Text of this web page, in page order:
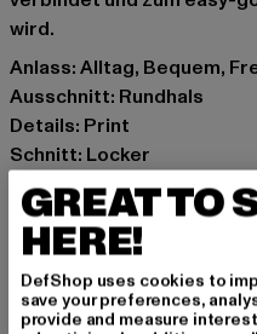
wird.
Anlass: Alltag, Bequem,
Ausschnitt: Rundhals
Details: Print
Schnitt: Locker
Marke: Just Rhyse
Kat.: T-Shirts
Farbe: weiß
Hersteller Farbe: ready
GREAT TO
HERE!
DefShop uses cookies to
save your preferences,
provide and measure